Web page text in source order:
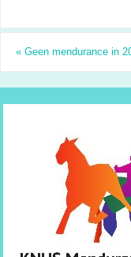
«Geen mendurance in